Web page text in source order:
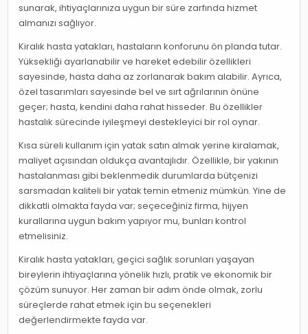
sunarak, ihtiyaçlarınıza uygun bir süre zarfında hizmet
almanızı sağlıyor.
Kiralık hasta yatakları, hastaların konforunu ön planda tutar.
Yüksekliği ayarlanabilir ve hareket edebilir özellikleri
sayesinde, hasta daha az zorlanarak bakım alabilir. Ayrıca,
özel tasarımları sayesinde bel ve sırt ağrılarının önüne
geçer; hasta, kendini daha rahat hisseder. Bu özellikler
hastalık sürecinde iyileşmeyi destekleyici bir rol oynar.
Kısa süreli kullanım için yatak satın almak yerine kiralamak,
maliyet açısından oldukça avantajlıdır. Özellikle, bir yakının
hastalanması gibi beklenmedik durumlarda bütçenizi
sarsmadan kaliteli bir yatak temin etmeniz mümkün. Yine de
dikkatli olmakta fayda var; seçeceğiniz firma, hijyen
kurallarına uygun bakım yapıyor mu, bunları kontrol
etmelisiniz.
Kiralık hasta yatakları, geçici sağlık sorunları yaşayan
bireylerin ihtiyaçlarına yönelik hızlı, pratik ve ekonomik bir
çözüm sunuyor. Her zaman bir adım önde olmak, zorlu
süreçlerde rahat etmek için bu seçenekleri
değerlendirmekte fayda var.